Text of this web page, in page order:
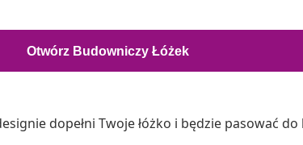
dopełni Twoje łóżko i będzie pasować